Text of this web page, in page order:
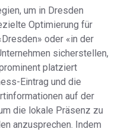
um in Dresden
Optimierung für
oder «in der
sicherstellen,
platziert
Eintrag und die
auf der
die lokale Präsenz zu
anzusprechen. Indem